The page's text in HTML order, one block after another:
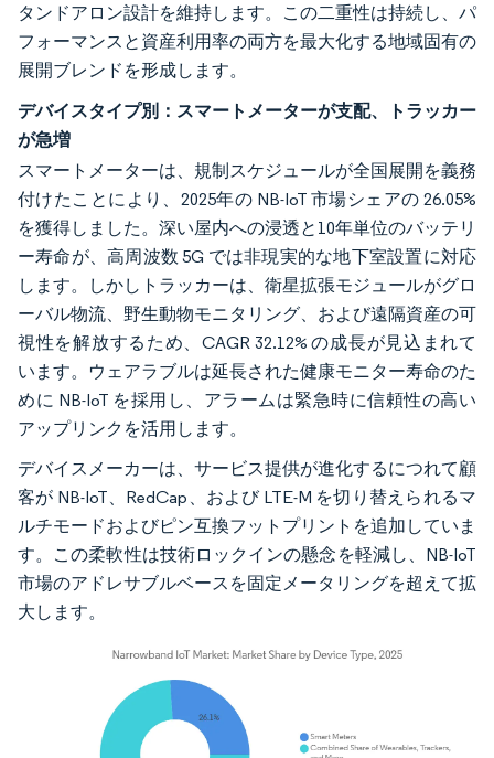
タンドアロン設計を維持します。この二重性は持続し、パ
フォーマンスと資産利用率の両方を最大化する地域固有の
展開ブレンドを形成します。
デバイスタイプ別：スマートメーターが支配、トラッカー
が急増
スマートメーターは、規制スケジュールが全国展開を義務
付けたことにより、2025年の NB-IoT 市場シェアの 26.05%
を獲得しました。深い屋内への浸透と10年単位のバッテリ
ー寿命が、高周波数 5G では非現実的な地下室設置に対応
します。しかしトラッカーは、衛星拡張モジュールがグロ
ーバル物流、野生動物モニタリング、および遠隔資産の可
視性を解放するため、CAGR 32.12% の成長が見込まれて
います。ウェアラブルは延長された健康モニター寿命のた
めに NB-IoT を採用し、アラームは緊急時に信頼性の高い
アップリンクを活用します。
デバイスメーカーは、サービス提供が進化するにつれて顧
客が NB-IoT、RedCap、および LTE-M を切り替えられるマ
ルチモードおよびピン互換フットプリントを追加していま
す。この柔軟性は技術ロックインの懸念を軽減し、NB-IoT
市場のアドレサブルベースを固定メータリングを超えて拡
大します。